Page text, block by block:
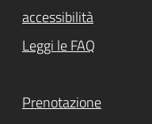
accessibilità
Leggi le FAQ
Prenotazione